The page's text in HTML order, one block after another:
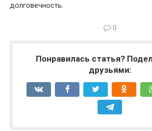
долговечность.
0
Понравилась статья?
друзьями: